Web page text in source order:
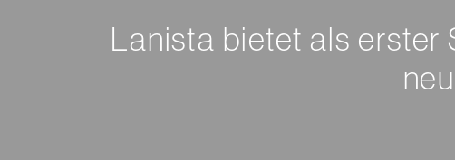
Lanista bietet als